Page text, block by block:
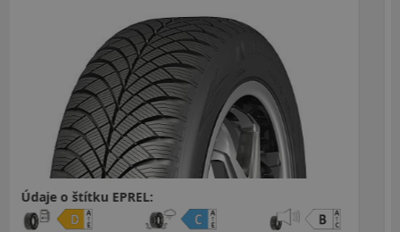
Údaje o štítku EPREL: